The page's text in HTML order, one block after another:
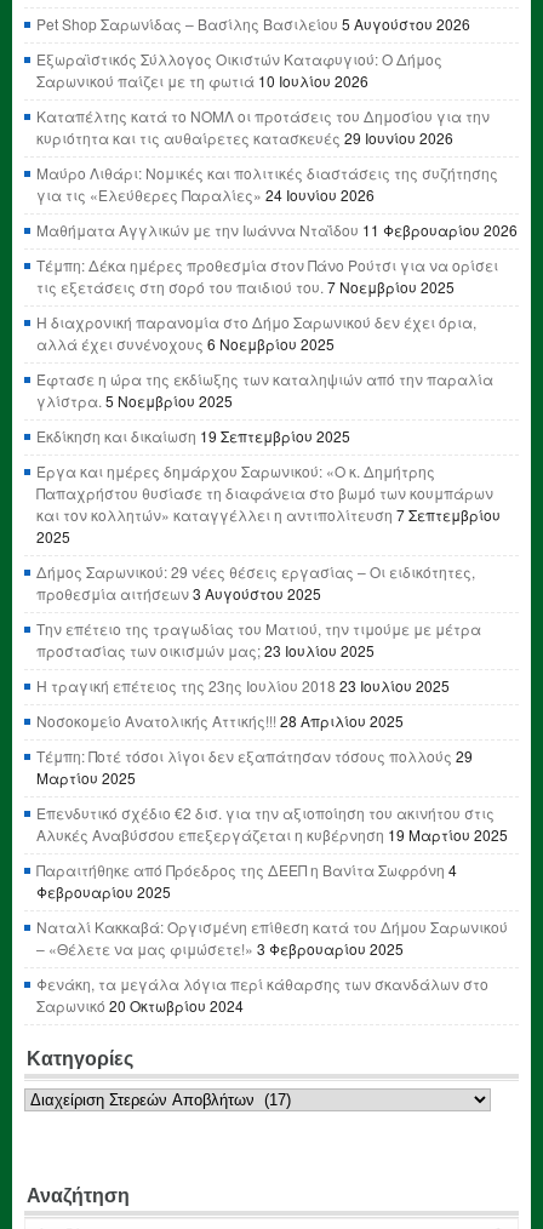
Pet Shop Σαρωνίδας – Βασίλης Βασιλείου 5 Αυγούστου 2026
Εξωραϊστικός Σύλλογος Οικιστών Καταφυγιού: Ο Δήμος
Σαρωνικού παίζει με τη φωτιά 10 Ιουλίου 2026
Καταπέλτης κατά το ΝΟΜΛ οι προτάσεις του Δημοσίου για την
κυριότητα και τις αυθαίρετες κατασκευές 29 Ιουνίου 2026
Μαύρο Λιθάρι: Νομικές και πολιτικές διαστάσεις της συζήτησης
για τις «Ελεύθερες Παραλίες» 24 Ιουνίου 2026
Μαθήματα Αγγλικών με την Ιωάννα Νταΐδου 11 Φεβρουαρίου 2026
Τέμπη: Δέκα ημέρες προθεσμία στον Πάνο Ρούτσι για να ορίσει
τις εξετάσεις στη σορό του παιδιού του. 7 Νοεμβρίου 2025
Η διαχρονική παρανομία στο Δήμο Σαρωνικού δεν έχει όρια,
αλλά έχει συνένοχους 6 Νοεμβρίου 2025
Έφτασε η ώρα της εκδίωξης των καταληψιών από την παραλία
γλίστρα. 5 Νοεμβρίου 2025
Εκδίκηση και δικαίωση 19 Σεπτεμβρίου 2025
Έργα και ημέρες δημάρχου Σαρωνικού: «Ο κ. Δημήτρης
Παπαχρήστου θυσίασε τη διαφάνεια στο βωμό των κουμπάρων
και τον κολλητών» καταγγέλλει η αντιπολίτευση 7 Σεπτεμβρίου
2025
Δήμος Σαρωνικού: 29 νέες θέσεις εργασίας – Οι ειδικότητες,
προθεσμία αιτήσεων3 Αυγούστου 2025
Την επέτειο της τραγωδίας του Ματιού, την τιμούμε με μέτρα
προστασίας των οικισμών μας;23 Ιουλίου 2025
Η τραγική επέτειος της 23ης Ιουλίου 2018 23 Ιουλίου 2025
Νοσοκομείο Ανατολικής Αττικής!!! 28 Απριλίου 2025
Τέμπη: Ποτέ τόσοι λίγοι δεν εξαπάτησαν τόσους πολλούς 29
Μαρτίου 2025
Επενδυτικό σχέδιο €2 δισ. για την αξιοποίηση του ακινήτου στις
Αλυκές Αναβύσσου επεξεργάζεται η κυβέρνηση 19 Μαρτίου 2025
Παραιτήθηκε από Πρόεδρος της ΔΕΕΠ η Βανίτα Σωφρόνη 4
Φεβρουαρίου 2025
Ναταλί Κακκαβά: Οργισμένη επίθεση κατά του Δήμου Σαρωνικού
– «Θέλετε να μας φιμώσετε!» 3 Φεβρουαρίου 2025
Φενάκη, τα μεγάλα λόγια περί κάθαρσης των σκανδάλων στο
Σαρωνικό 20 Οκτωβρίου 2024
Κατηγορίες
Κατηγορίες
Αναζήτηση